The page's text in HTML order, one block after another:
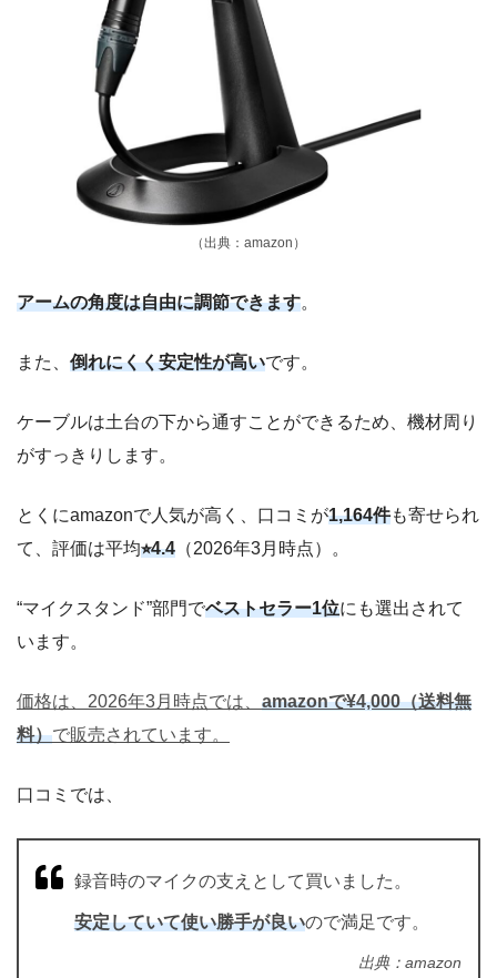
（出典：amazon）
アームの角度は自由に調節できます。
また、 倒れにくく安定性が高いです。
ケーブルは土台の下から通すことができるため、機材周り
がすっきりします。
とくにamazonで人気が高く、口コミが1,164件も寄せられ
て、評価は平均⭐︎4.4 （2026年3月時点）。
“マイクスタンド”部門でベストセラー1位にも選出されて
います。
価格は、2026年3月時点では、 amazonで¥4,000（送料無
料）で販売されています。
口コミでは、
録音時のマイクの支えとして買いました。
安定していて使い勝手が良いので満足です。
出典：amazon